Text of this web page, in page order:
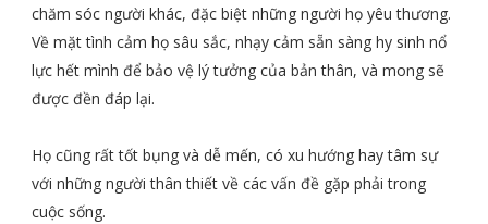
chăm sóc người khác, đặc biệt những người họ yêu thương.
Về mặt tình cảm họ sâu sắc, nhạy cảm sẵn sàng hy sinh nổ
lực hết mình để bảo vệ lý tưởng của bản thân, và mong sẽ
được đền đáp lại.
Họ cũng rất tốt bụng và dễ mến, có xu hướng hay tâm sự
với những người thân thiết về các vấn đề gặp phải trong
cuộc sống.